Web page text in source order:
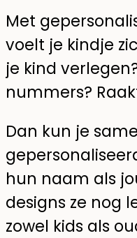
Met
voelt je kindje
je kind
nummers?
Dan kun je
hun naam als
designs ze nog
zowel kids als